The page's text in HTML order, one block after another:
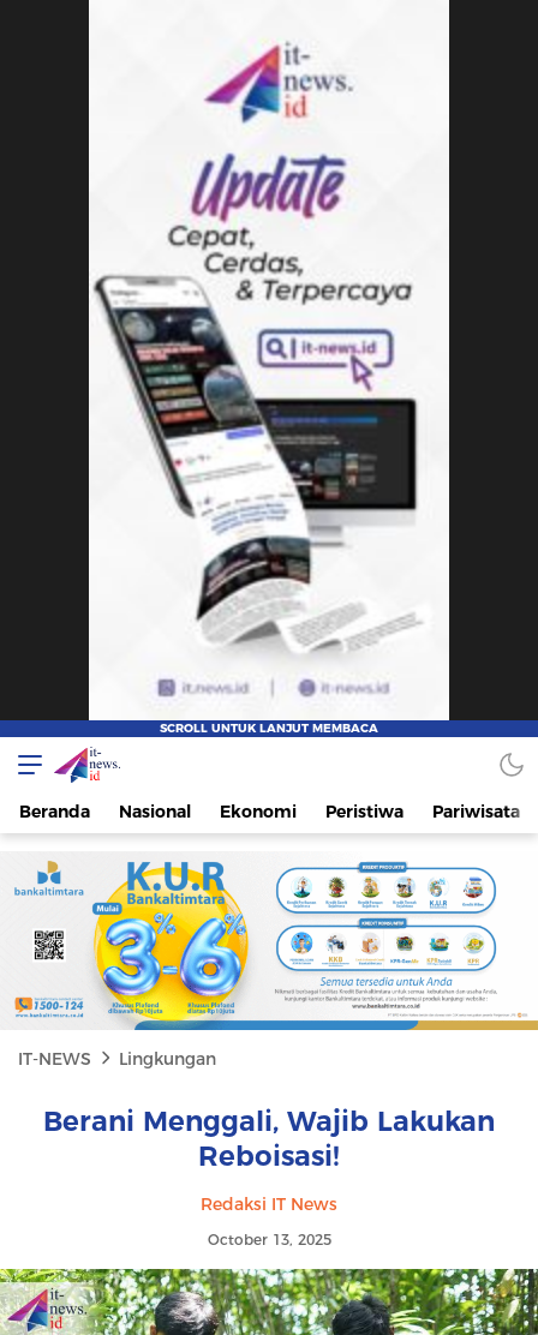
IT-NEWS
Update Cepat, Cerdas, dan Terpercaya
Beranda Nasional Ekonomi Peristiwa Pariwisata
IT-NEWS Lingkungan
Berani Menggali, Wajib Lakukan
Reboisasi!
Redaksi IT News
October 13, 2025